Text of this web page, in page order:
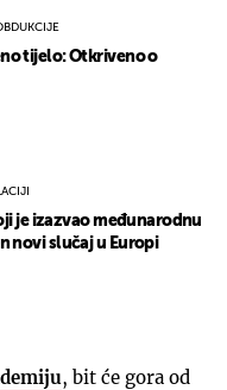
tijelo: Otkriveno o
je izazvao međunarodnu
novi slučaj u Europi
, bit će gora od